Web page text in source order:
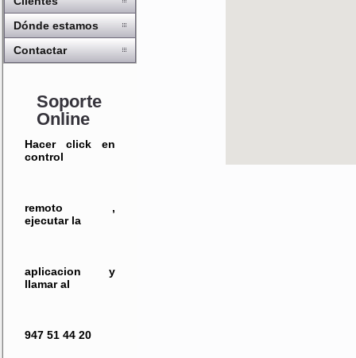
Dónde estamos
Contactar
Soporte
Online
Hacer click en
control
remoto ,
ejecutar la
aplicacion y
llamar al
947 51 44 20